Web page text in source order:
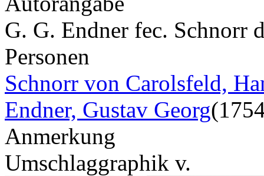
G. G. Endner fec. Schnorr
Personen
Schnorr von Carolsfeld,
Endner, Gustav Georg
Anmerkung
Umschlaggraphik v.